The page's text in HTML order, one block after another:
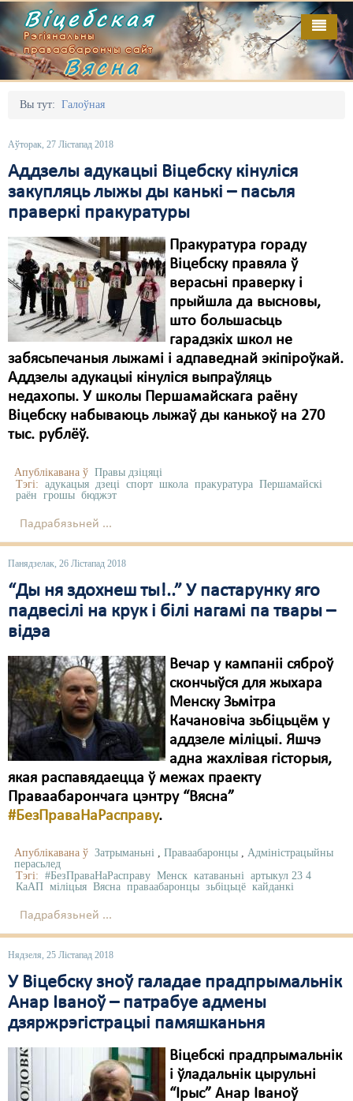
Віцебская
Рэгіянальны
праваабарончы сайт
Вясна
Вы тут: Галоўная
Аўторак, 27 Лістапад 2018
Аддзелы адукацыі Віцебску кінуліся
закупляць лыжы ды канькі – пасьля
праверкі пракуратуры
Пракуратура гораду
Віцебску правяла ў
верасьні праверку і
прыйшла да высновы,
што большасьць
гарадзкіх школ не
забясьпечаныя лыжамі і адпаведнай экіпіроўкай.
Аддзелы адукацыі кінуліся выпраўляць
недахопы. У школы Першамайскага раёну
Віцебску набываюць лыжаў ды канькоў на 270
тыс. рублёў.
Апублікавана ў Правы дзіцяці
Тэгі: адукацыя дзеці спорт школа пракуратура Першамайскі
раён грошы бюджэт
Падрабязьней ...
Панядзелак, 26 Лістапад 2018
“Ды ня здохнеш ты!..” У пастарунку яго
падвесілі на крук і білі нагамі па твары –
відэа
Вечар у кампаніі сяброў
скончыўся для жыхара
Менску Зьмітра
Качановіча зьбіцьцём у
аддзеле міліцыі. Яшчэ
адна жахлівая гісторыя,
якая распавядаецца ў межах праекту
Праваабарончага цэнтру “Вясна”
#БезПраваНаРасправу.
Апублікавана ў Затрыманьні , Праваабаронцы , Адміністрацыйны
перасьлед
Тэгі: #БезПраваНаРасправу Менск катаваньні артыкул 23 4
КаАП міліцыя Вясна праваабаронцы зьбіцьцё кайданкі
Падрабязьней ...
Нядзеля, 25 Лістапад 2018
У Віцебску зноў галадае прадпрымальнік
Анар Іваноў – патрабуе адмены
дзяржрэгістрацыі памяшканьня
Віцебскі прадпрымальнік
і ўладальнік цырульні
“Ірыс” Анар Іваноў
Галоўная
Адміністрацыйны перасьлед
Безбар'ернае асяродзьдзе
Выбары
Дзяржава
Дыскрымінацыя
Затрыманьні
Карная псыхіятрыя
КПЧ ААН
Культурныя правы
Мігранты
Палітвязьні
Правы дзіцяці
Пэнітэнцыярная сыстэма
Распальваньне варожасьці
Рознае
Свабода слова
Суд
Экалёгія
Правы працоўных
Сацыяльныя правы
Выданьні
Кантакт
Пра нас